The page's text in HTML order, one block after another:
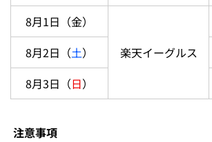
8月1日（金）
楽天イーグルス
8月2日（土）
8月3日（日）
注意事項